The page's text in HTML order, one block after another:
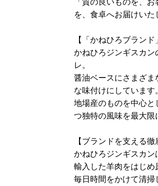
を、食卓へお届けいた
【「かねひろブラン
かねひろジンギスカ
レ。
醤油ベースにさまざ
な味付けにしています。
地場産のものを中心
つ独特の風味を最大限
【ブランドを支える徹
かねひろジンギスカン
輸入した羊肉をはじ
毎日時間をかけて清掃